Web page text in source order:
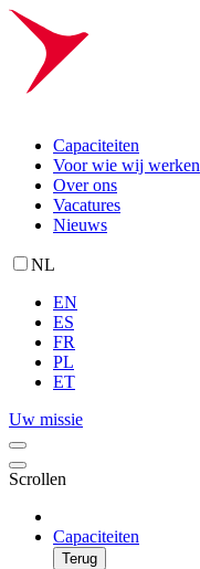
Capaciteiten
Voor wie wij werken
Over ons
Vacatures
Nieuws
NL
EN
ES
FR
PL
ET
Uw missie
Scrollen
Capaciteiten
Terug